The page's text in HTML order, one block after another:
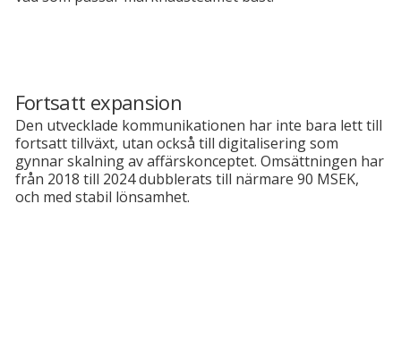
Fortsatt expansion
Den utvecklade kommunikationen har inte bara lett till
fortsatt tillväxt, utan också till digitalisering som
gynnar skalning av affärskonceptet. Omsättningen har
från 2018 till 2024 dubblerats till närmare 90 MSEK,
och med stabil lönsamhet.